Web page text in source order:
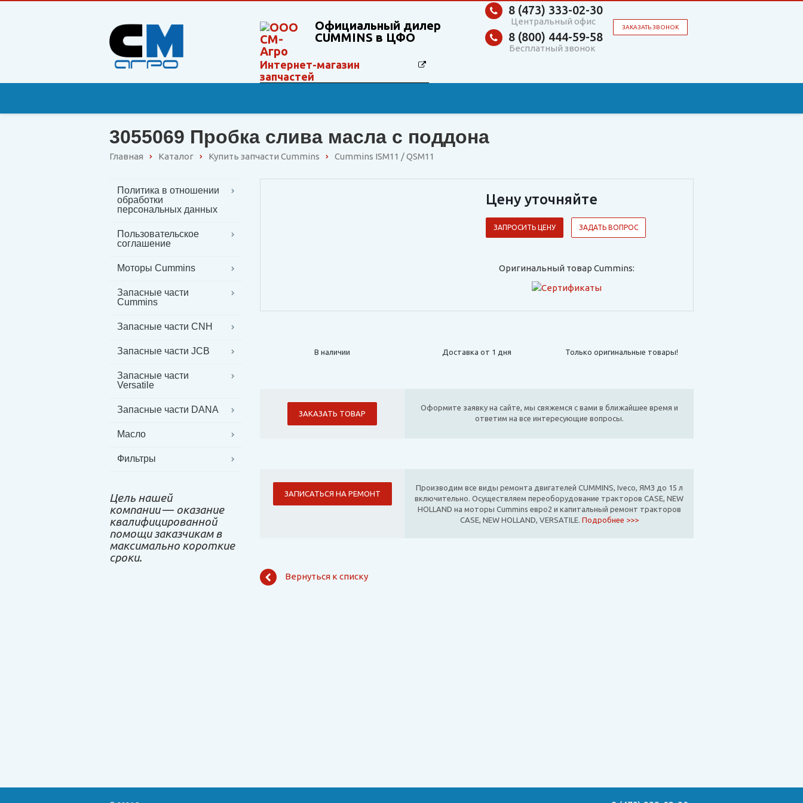
Официальный дилер
CUMMINS в ЦФО
Интернет-магазин
запчастей
ЗАКАЗАТЬ ЗВОНОК
8 (473) 333-02-30
Центральный офис
8 (800) 444-59-58
Бесплатный звонок
3055069 Пробка слива масла с поддона
Главная Каталог Купить запчасти Cummins Cummins ISM11 / QSM11
Политика в отношении
обработки
персональных данных
Пользовательское
соглашение
Моторы Cummins
Запасные части
Cummins
Запасные части CNH
Запасные части JCB
Запасные части
Versatile
Запасные части DANA
Масло
Фильтры
Цель нашей
компании— оказание
квалифицированной
помощи заказчикам в
максимально короткие
сроки.
Цену уточняйте
ЗАПРОСИТЬ ЦЕНУ ЗАДАТЬ ВОПРОС
Оригинальный товар Cummins:
В наличии Доставка от 1 дня Только оригинальные товары!
ЗАКАЗАТЬ ТОВАР
Оформите заявку на сайте, мы свяжемся с вами в ближайшее время и
ответим на все интересующие вопросы.
ЗАПИСАТЬСЯ НА РЕМОНТ
Производим все виды ремонта двигателей CUMMINS, Iveco, ЯМЗ до 15 л
включительно. Осуществляем переоборудование тракторов CASE, NEW
HOLLAND на моторы Cummins евро2 и капитальный ремонт тракторов
CASE, NEW HOLLAND, VERSATILE. Подробнее >>>
Вернуться к списку